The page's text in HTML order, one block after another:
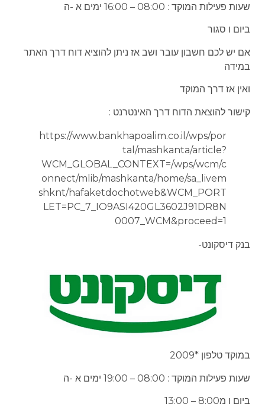
שעות פעילות המוקד : 08:00 – 16:00 ימים א -ה
ביום ו סגור
אם יש לכם חשבון עובר ושב אז ניתן להוציא דוח דרך האתר
במידה
ואין אז דרך המוקד
קישור להוצאת הדוח דרך האינטרנט :
https://www.bankhapoalim.co.il/wps/por
tal/mashkanta/article?
WCM_GLOBAL_CONTEXT=/wps/wcm/c
onnect/mlib/mashkanta/home/sa_livem
shknt/hafaketdochotweb&WCM_PORT
LET=PC_7_IO9ASI420GL3602J91DR8N
0007_WCM&proceed=1
בנק דיסקונט-
במוקד טלפון *2009
שעות פעילות המוקד : 08:00 – 19:00 ימים א -ה
ביום ו מ8:00 – 13:00